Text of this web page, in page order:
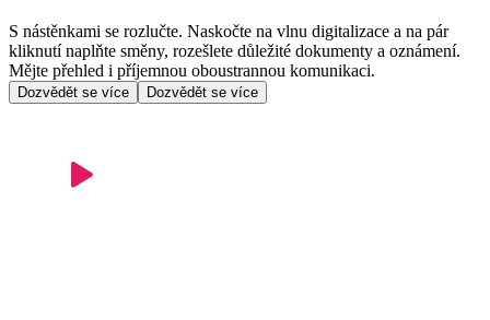
S nástěnkami se rozlučte. Naskočte na vlnu digitalizace a na pár
kliknutí naplňte směny, rozešlete důležité dokumenty a oznámení.
Mějte přehled i příjemnou oboustrannou komunikaci.
Dozvědět se více Dozvědět se více